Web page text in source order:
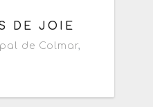
DE JOIE
de Colmar,